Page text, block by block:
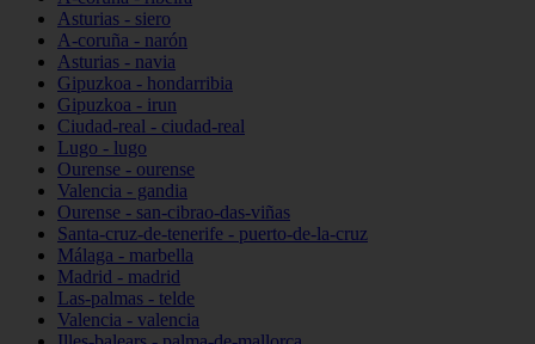
Asturias - siero
A-coruña - narón
Asturias - navia
Gipuzkoa - hondarribia
Gipuzkoa - irun
Ciudad-real - ciudad-real
Lugo - lugo
Ourense - ourense
Valencia - gandia
Ourense - san-cibrao-das-viñas
Santa-cruz-de-tenerife - puerto-de-la-cruz
Málaga - marbella
Madrid - madrid
Las-palmas - telde
Valencia - valencia